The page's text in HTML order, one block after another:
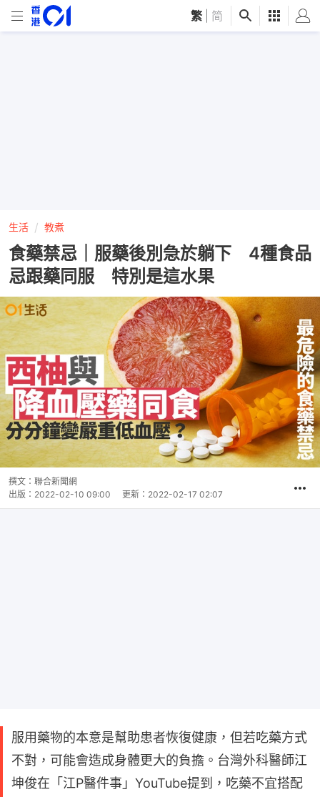
繁 简
生活 教煮
食藥禁忌｜服藥後別急於躺下 4種食品
忌跟藥同服 特別是這水果
撰文： 聯合新聞網
出版： 2022-02-10 09:00 更新： 2022-02-17 02:07
服用藥物的本意是幫助患者恢復健康，但若吃藥方式
不對，可能會造成身體更大的負擔。台灣外科醫師江
坤俊在「江P醫件事」YouTube提到，吃藥不宜搭配